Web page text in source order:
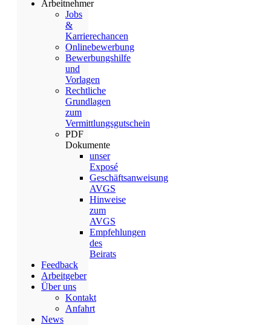
Arbeitnehmer
Jobs
&
Karrierechancen
Onlinebewerbung
Bewerbungshilfe
und
Vorlagen
Rechtliche
Grundlagen
zum
Vermittlungsgutschein
PDF
Dokumente
unser
Exposé
Geschäftsanweisung
AVGS
Hinweise
zum
AVGS
Empfehlungen
des
Beirats
Feedback
Arbeitgeber
Über uns
Kontakt
Anfahrt
News